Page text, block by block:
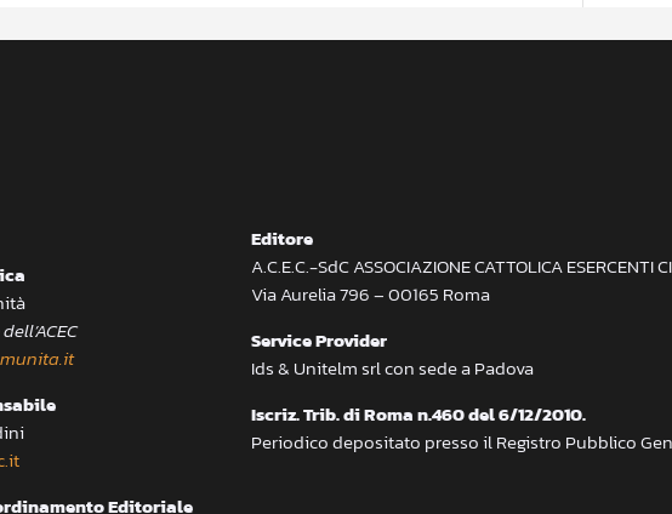
Editoriale
Editore
A.C.E.C.-SdC ASSOCIAZIONE CATTOLICA ESERCENTI
Via Aurelia 796 – 00165 Roma
Service Provider
Ids & Unitelm srl con sede a Padova
Iscriz. Trib. di Roma n.460 del 6/12/2010.
Periodico depositato presso il Registro Pubblico